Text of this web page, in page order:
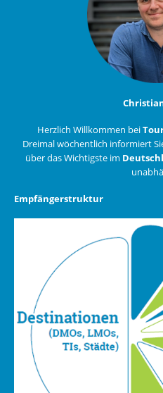
Herzlich Willkommen bei
Dreimal wöchentlich informiert
über das Wichtigste im
Empfängerstruktur